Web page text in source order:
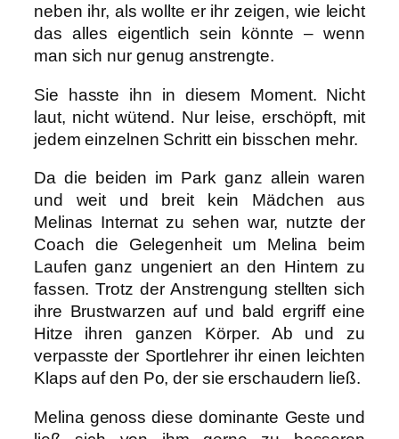
neben ihr, als wollte er ihr zeigen, wie leicht
das alles eigentlich sein könnte – wenn
man sich nur genug anstrengte.
Sie hasste ihn in diesem Moment. Nicht
laut, nicht wütend. Nur leise, erschöpft, mit
jedem einzelnen Schritt ein bisschen mehr.
Da die beiden im Park ganz allein waren
und weit und breit kein Mädchen aus
Melinas Internat zu sehen war, nutzte der
Coach die Gelegenheit um Melina beim
Laufen ganz ungeniert an den Hintern zu
fassen. Trotz der Anstrengung stellten sich
ihre Brustwarzen auf und bald ergriff eine
Hitze ihren ganzen Körper. Ab und zu
verpasste der Sportlehrer ihr einen leichten
Klaps auf den Po, der sie erschaudern ließ.
Melina genoss diese dominante Geste und